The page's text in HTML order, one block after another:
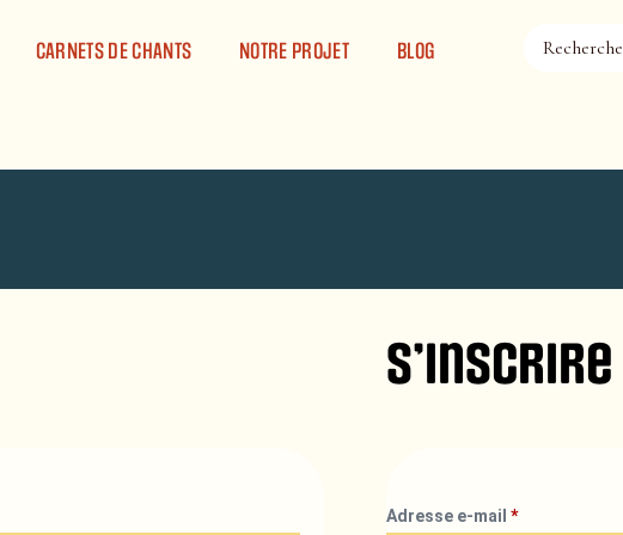
CARNETS DE CHANTS NOTRE PROJET BLOG
S’inscrire
Adresse e-mail*